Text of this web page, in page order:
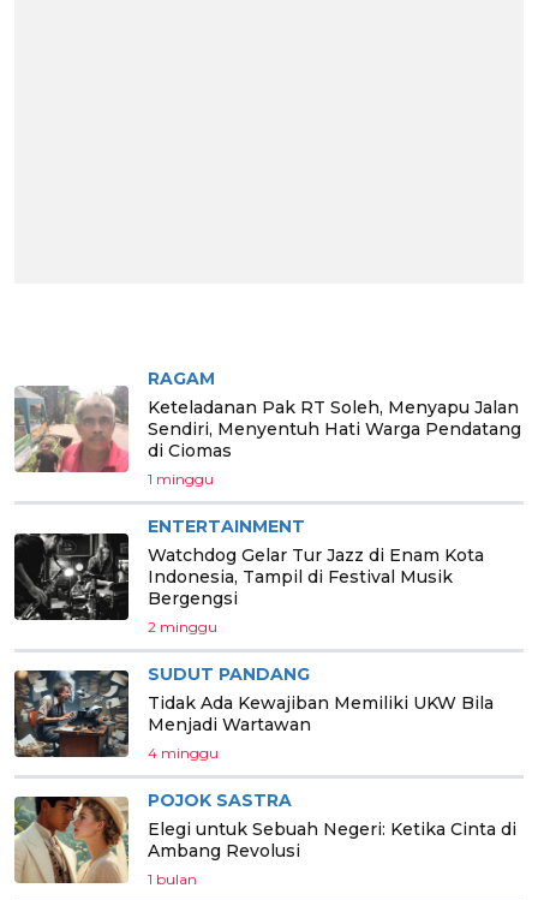
RAGAM
Keteladanan Pak RT Soleh, Menyapu Jalan
Sendiri, Menyentuh Hati Warga Pendatang
di Ciomas
1 minggu
ENTERTAINMENT
Watchdog Gelar Tur Jazz di Enam Kota
Indonesia, Tampil di Festival Musik
Bergengsi
2 minggu
SUDUT PANDANG
Tidak Ada Kewajiban Memiliki UKW Bila
Menjadi Wartawan
4 minggu
POJOK SASTRA
Elegi untuk Sebuah Negeri: Ketika Cinta di
Ambang Revolusi
1 bulan